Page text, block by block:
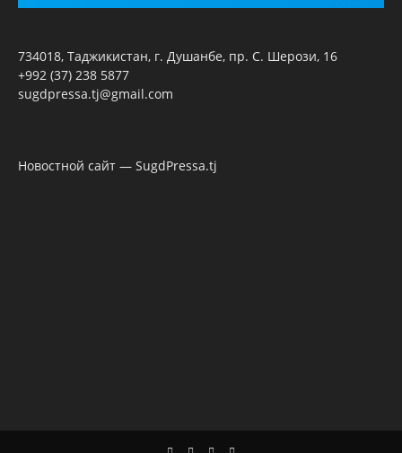
734018, Таджикистан, г. Душанбе, пр. С. Шерози, 16
+992 (37) 238 5877
sugdpressa.tj@gmail.com
Новостной сайт — SugdPressa.tj